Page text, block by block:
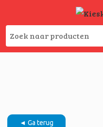
◄ Ga terug